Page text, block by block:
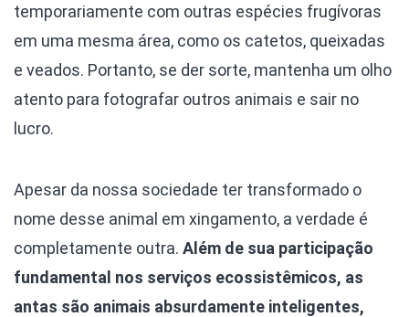
temporariamente com outras espécies frugívoras
em uma mesma área, como os catetos, queixadas
e veados. Portanto, se der sorte, mantenha um olho
atento para fotografar outros animais e sair no
lucro.
Apesar da nossa sociedade ter transformado o
nome desse animal em xingamento, a verdade é
completamente outra. Além de sua participação
fundamental nos serviços ecossistêmicos, as
antas são animais absurdamente inteligentes,